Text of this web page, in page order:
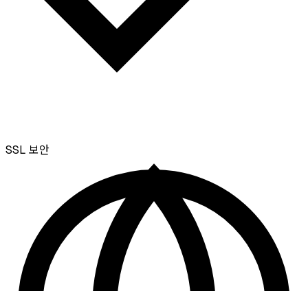
SSL 보안